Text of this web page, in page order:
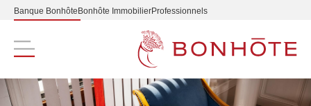
Banque Bonhôte Bonhôte ImmobilierProfessionnels
Navigation principale